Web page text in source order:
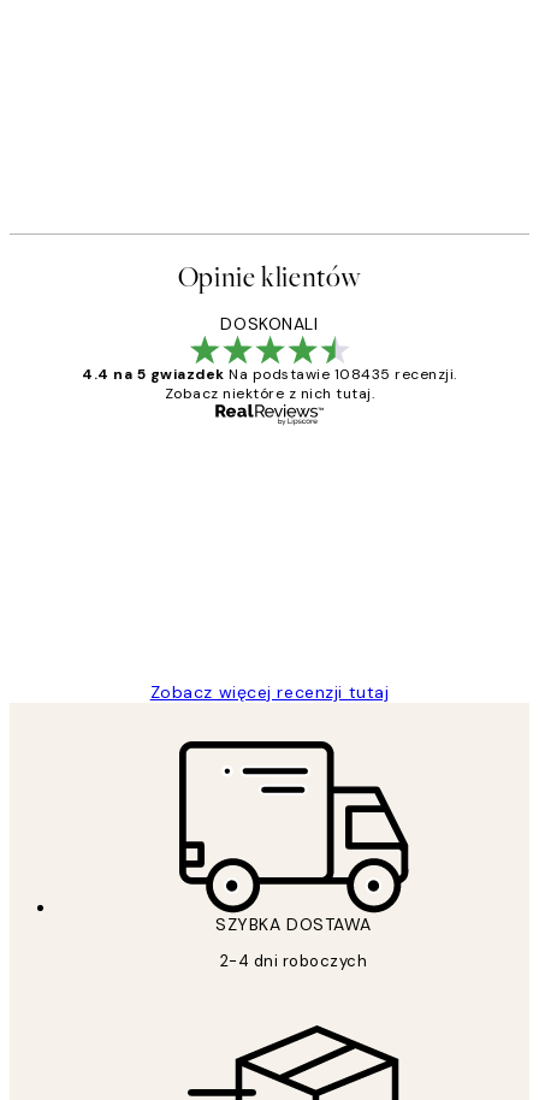
Opinie klientów
DOSKONALI
4.4 na 5 gwiazdek Na podstawie 108435 recenzji.
Zobacz niektóre z nich tutaj.
Zobacz więcej recenzji tutaj
SZYBKA DOSTAWA
2-4 dni roboczych